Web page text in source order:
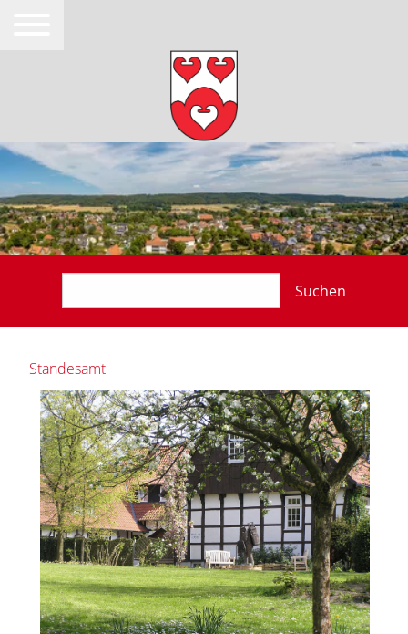
Suchen
Standesamt